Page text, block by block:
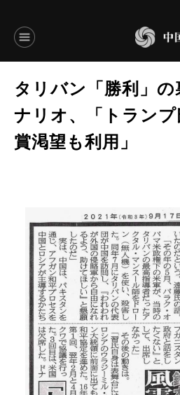
ENGLISH
JAPANESE
研究員
研究所概要
設立趣意書
お問い合わせ
タリバン「勝利」
ナリオ、「トラン
賞渇望も利用」